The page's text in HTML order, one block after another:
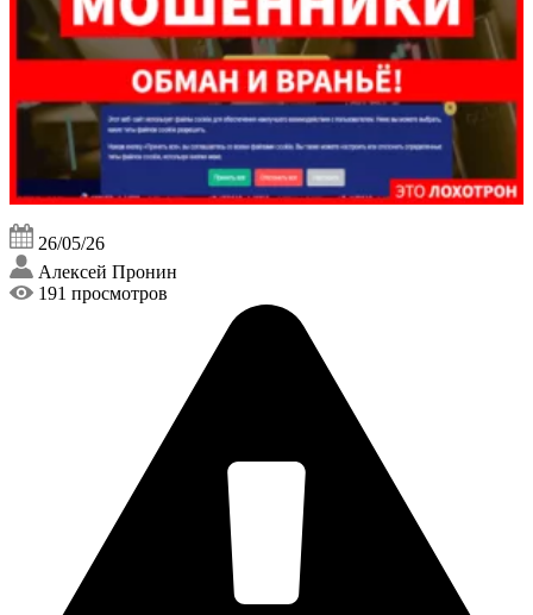
26/05/26
Алексей Пронин
191 просмотров